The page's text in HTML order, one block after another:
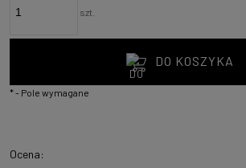
szt.
DO KOSZYKA
*- Pole wymagane
Ocena: